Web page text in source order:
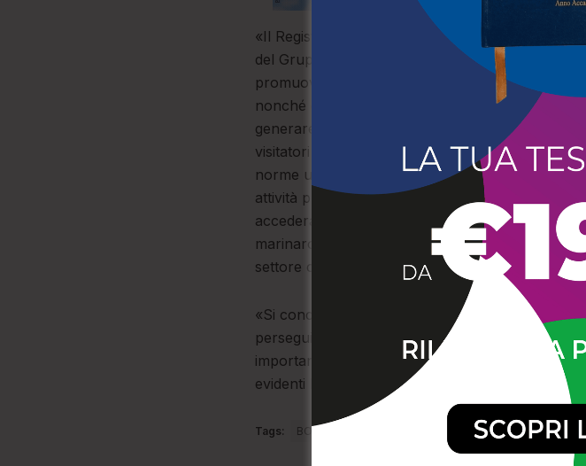
«Il Registro dei borghi marinari – ha precisato il
del Gruppo misto – Liberamente progressisti,
promuovere azioni di tutela e valorizzazione
nonché di stimolare i Comuni aderenti a fare
generare nuova imprenditorialità turistica in un
visitatori in appositi percorsi di conoscenza.
norme utili sia in termini culturali che economici
attività promozionali, di comunicazione e
accederanno al registro “Rebomar Calabria”
marinaro e rappresentare un’area
settore che di volta in volta potranno essere
«Si concretizza oggi, con il voto favorevole
perseguito con grande impegno e condiviso
importante voce del turismo calabrese di
evidenti benefici all’intero sistema turistico
Tags: BORGHI TURISMO